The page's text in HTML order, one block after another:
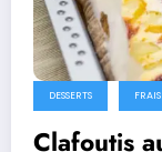
DESSERTS
Clafoutis